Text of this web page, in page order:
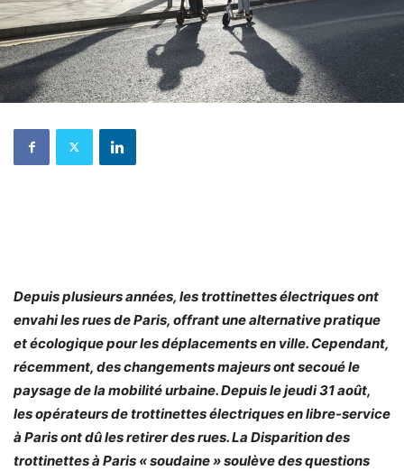
Depuis plusieurs années, les trottinettes électriques ont
envahi les rues de Paris, offrant une alternative pratique
et écologique pour les déplacements en ville. Cependant,
récemment, des changements majeurs ont secoué le
paysage de la mobilité urbaine. Depuis le jeudi 31 août,
les opérateurs de trottinettes électriques en libre-service
à Paris ont dû les retirer des rues. La Disparition des
trottinettes à Paris « soudaine » soulève des questions